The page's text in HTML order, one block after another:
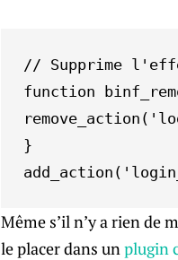
// Supprime
function
}
Même s’il n’y a rien de
le placer dans unplugin